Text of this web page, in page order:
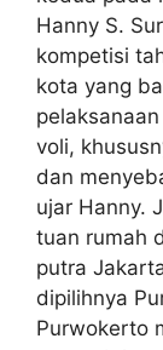
Hanny S.
kompetisi
kota yang
voli,
dan
ujar Hanny.
tuan rumah
putra
dipilihnya
Purwokerto